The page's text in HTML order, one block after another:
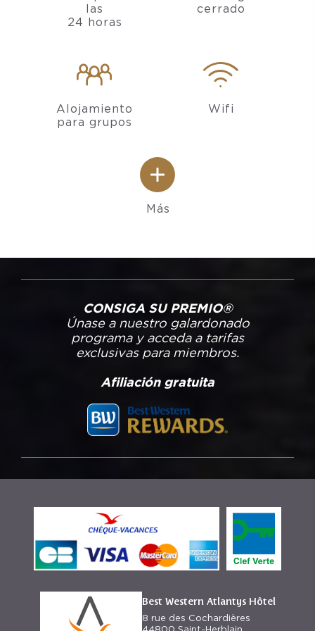
las
24 horas
cerrado
Alojamiento
para grupos
Wifi
Más
CONSIGA SU PREMIO®
Únase a nuestro galardonado
programa y acceda a tarifas
exclusivas para miembros.
Afiliación gratuita
Best Western Atlantys Hôtel
8 rue des Cochardières